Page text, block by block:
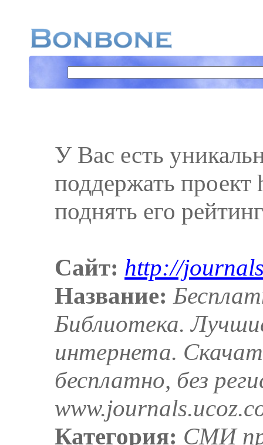
У Вас есть
поддержать
поднять его
Сайт: http://
Название:
Библиотека.
интернета.
бесплатно, без
Категория: СМИ